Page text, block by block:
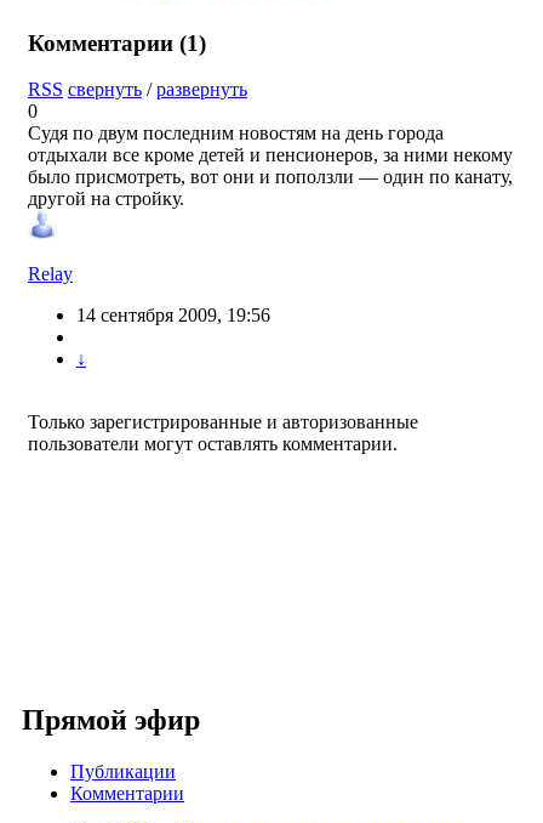
Комментарии (1)
RSS свернуть /развернуть
0
Судя по двум последним новостям на день города
отдыхали все кроме детей и пенсионеров, за ними некому
было присмотреть, вот они и поползли — один по канату,
другой на стройку.
Relay
14 сентября 2009, 19:56
↓
Только зарегистрированные и авторизованные
пользователи могут оставлять комментарии.
Прямой эфир
Публикации
Комментарии